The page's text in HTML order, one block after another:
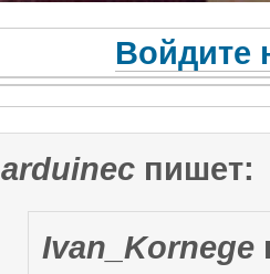
Войдите
arduinec пишет:
Ivan_Kornege